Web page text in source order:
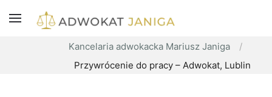
Kancelaria adwokacka Mariusz Janiga
Przywrócenie do pracy – Adwokat, Lublin